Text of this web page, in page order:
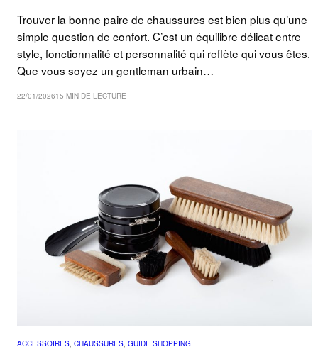
Trouver la bonne paire de chaussures est bien plus qu’une
simple question de confort. C’est un équilibre délicat entre
style, fonctionnalité et personnalité qui reflète qui vous êtes.
Que vous soyez un gentleman urbain…
22/01/202615 MIN DE LECTURE
ACCESSOIRES CHAUSSURES GUIDE SHOPPING